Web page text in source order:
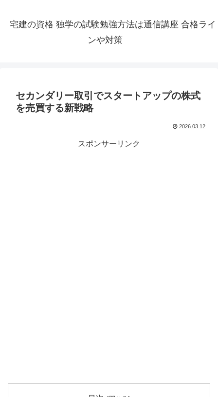
宅建の資格 独学の試験勉強方法は通信講座 合格ライ
ンや対策
セカンダリー取引でスタートアップの株式
を売買する新戦略
2026.03.12
スポンサーリンク